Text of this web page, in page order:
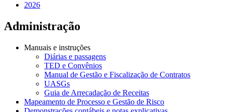
2026
Administração
Manuais e instruções
Diárias e passagens
TED e Convênios
Manual de Gestão e Fiscalização de Contratos
UASGs
Guia de Arrecadação de Receitas
Mapeamento de Processo e Gestão de Risco